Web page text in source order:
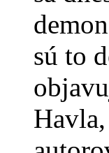
sú to